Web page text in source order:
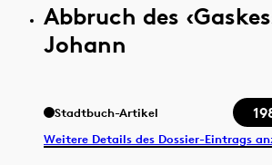
Abbruch des
Johann
Stadtbuch-Artikel
Weitere Details des Dossier-Eintrags